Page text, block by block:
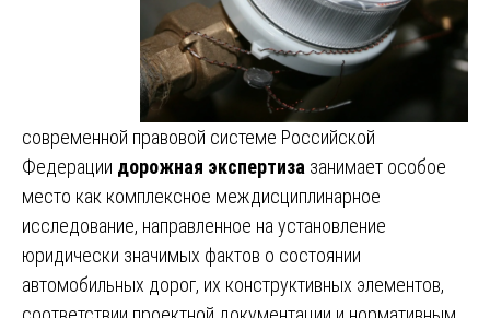
современной правовой системе Российской
Федерации дорожная экспертиза занимает особое
место как комплексное междисциплинарное
исследование, направленное на установление
юридически значимых фактов о состоянии
автомобильных дорог, их конструктивных элементов,